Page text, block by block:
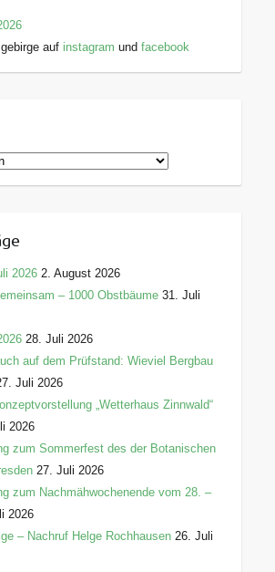
auf instagram undfacebook
2026 2. August 2026
– 1000 Obstbäume 31. Juli
28. Juli 2026
auf dem Prüfstand: Wieviel Bergbau
Juli 2026
„Wetterhaus Zinnwald“
2026
zum Sommerfest des der Botanischen
27. Juli 2026
zum Nachmähwochenende vom 28. –
2026
– Nachruf Helge Rochhausen 26. Juli